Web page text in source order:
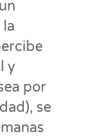
y
por
se